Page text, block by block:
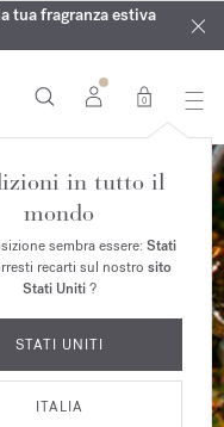
OUDvelvet moodnel
e gli oli per il
tua fragranza estiva
0
in tutto il
mondo
sembra essere: Stati
recarti sul nostro sito
Stati Uniti?
STATI UNITI
ITALIA